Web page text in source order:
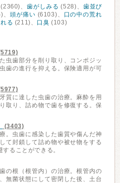
(2360)、歯がしみる (528)、 歯並び
頭が痛い (6103)、
口の中の荒れ
る (211)、 口臭 (103)
虫歯部分を削り取り、コンポジッ
歯の進行を抑える。保険適用が可
質に達した虫歯の治療。麻酔を用
取り、詰め物で歯を修復する。保
(3403)
。虫歯に感染した歯質や傷んだ神
て封鎖して詰め物や被せ物をする
ることができる。
の根（根管内）の治療。根管内の
無菌状態にして密閉した後、土台